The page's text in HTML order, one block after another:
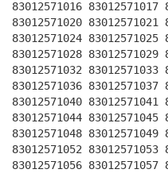
83012571016 83012571017
83012571020 83012571021
83012571024 83012571025
83012571028 83012571029
83012571032 83012571033
83012571036 83012571037
83012571040 83012571041
83012571044 83012571045
83012571048 83012571049
83012571052 83012571053
83012571056 83012571057